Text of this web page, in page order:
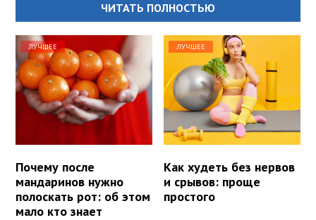
ЧИТАТЬ ПОЛНОСТЬЮ
ЛУЧШЕЕ
Почему после
мандаринов нужно
полоскать рот: об этом
мало кто знает
ЛУЧШЕЕ
Как худеть без нервов
и срывов: проще
простого